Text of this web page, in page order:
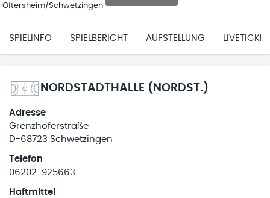
Oftersheim/Schwetzingen
SPIELINFO SPIELBERICHT AUFSTELLUNG LIVETICKER
NORDSTADTHALLE (NORDST.)
Adresse
Grenzhöferstraße
D-68723 Schwetzingen
Telefon
06202-925663
Haftmittel